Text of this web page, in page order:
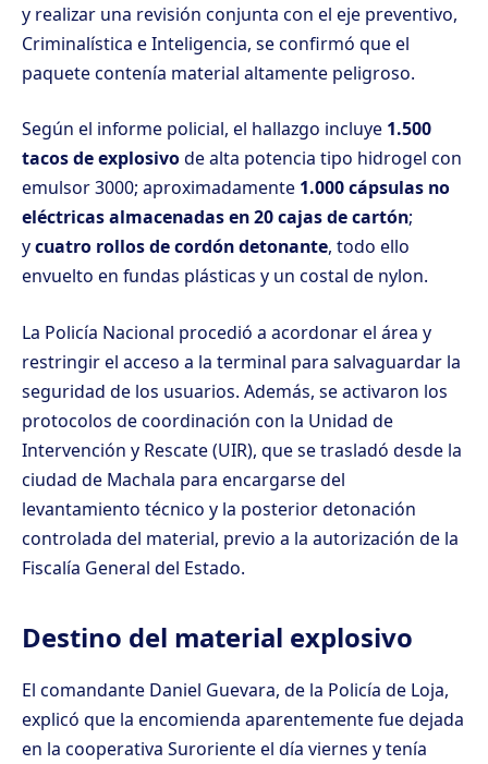
y realizar una revisión conjunta con el eje preventivo,
Criminalística e Inteligencia, se confirmó que el
paquete contenía material altamente peligroso.
Según el informe policial, el hallazgo incluye 1.500
tacos de explosivode alta potencia tipo hidrogel con
emulsor 3000; aproximadamente 1.000 cápsulas no
eléctricas almacenadas en 20 cajas de cartón;
ycuatro rollos de cordón detonante, todo ello
envuelto en fundas plásticas y un costal de nylon.
La Policía Nacional procedió a acordonar el área y
restringir el acceso a la terminal para salvaguardar la
seguridad de los usuarios. Además, se activaron los
protocolos de coordinación con la Unidad de
Intervención y Rescate (UIR), que se trasladó desde la
ciudad de Machala para encargarse del
levantamiento técnico y la posterior detonación
controlada del material, previo a la autorización de la
Fiscalía General del Estado.
Destino del material explosivo
El comandante Daniel Guevara, de la Policía de Loja,
explicó que la encomienda aparentemente fue dejada
en la cooperativa Suroriente el día viernes y tenía